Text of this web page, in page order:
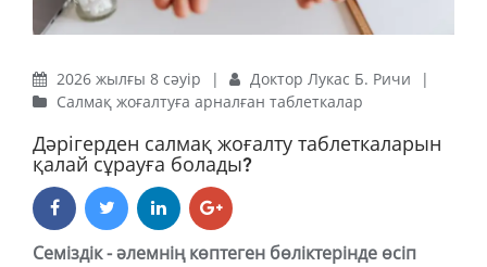
2026 жылғы 8 сәуір | Доктор Лукас Б. Ричи
|
Салмақ жоғалтуға арналған таблеткалар
Дәрігерден салмақ жоғалту таблеткаларын
қалай сұрауға болады?
Семіздік - әлемнің көптеген бөліктерінде өсіп